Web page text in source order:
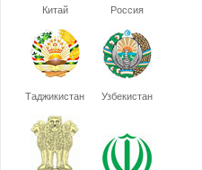
Китай Россия
Таджикистан Узбекистан